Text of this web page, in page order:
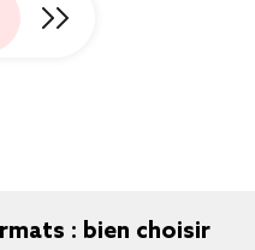
: bien choisir